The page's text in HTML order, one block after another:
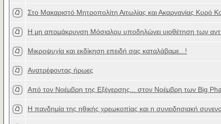
Στο Μακαριστό Μητροπολίτη Αιτωλίας και Ακαρνανίας Κυρό
Η μη απομάκρυνση Μόσιαλου υποδηλώνει υιοθέτηση των
Μικροψυχία και εκδίκηση επειδή σας καταλάβαμε...!
Ανατρέφοντας ήρωες
Από τον Νοέμβρη της Εξέγερσης... στον Νοέμβρη των Big
Η πανδημία της ηθικής χρεωκοπίας και η συνειδησιακή